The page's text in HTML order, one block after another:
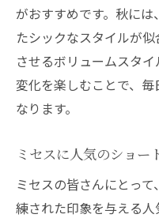
がおすすめです。秋に
たシックなスタイルが
させるボリュームスタ
変化を楽しむことで、
なります。
ミセスに人気のショー
ミセスの皆さんにとっ
練された印象を与える